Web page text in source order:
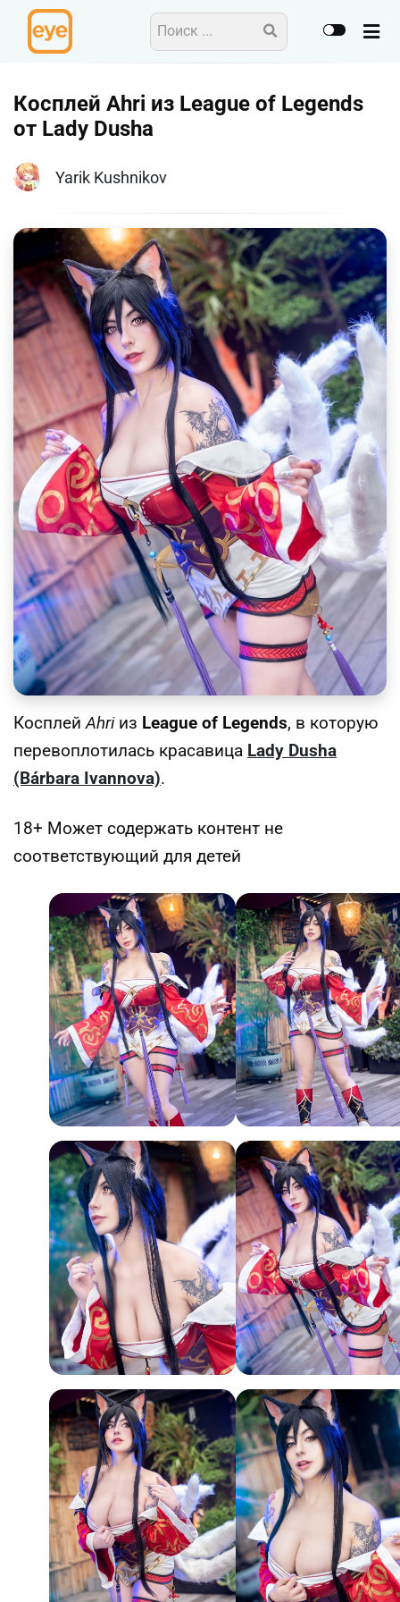
Косплей Ahri из League of Legends
от Lady Dusha
Yarik Kushnikov
КосплейAhriиз League of Legends, в которую
перевоплотилась красавица Lady Dusha
(Bárbara Ivannova).
18+ Может содержать контент не
соответствующий для детей